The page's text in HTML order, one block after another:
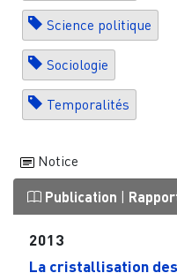
Science politique
Sociologie
Temporalités
Notice
Publication
2013
La cristallisation des